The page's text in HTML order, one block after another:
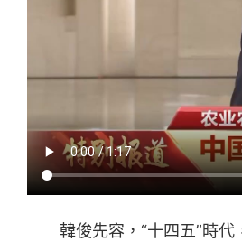
韓俊先容，“十四五”時代